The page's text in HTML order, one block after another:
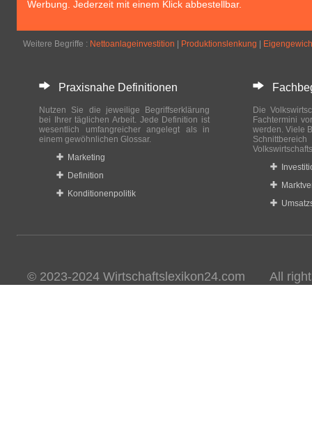
Werbung. Jederzeit mit einem Klick abbestellbar.
Weitere Begriffe : Nettoanlageinvestition Produktionslenkung
Praxisnahe Definitionen
Nutzen Sie die jeweilige Begriffserklärung
bei Ihrer täglichen Arbeit. Jede Definition ist
wesentlich umfangreicher angelegt als in
einem gewöhnlichen Glossar.
Marketing
Definition
Konditionenpolitik
Die
Fachtermini
werden. Viele
© 2023-2024 Wirtschaftslexikon24.com All